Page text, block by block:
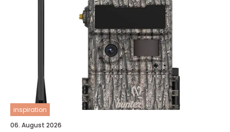
inspiration
06. August 2026